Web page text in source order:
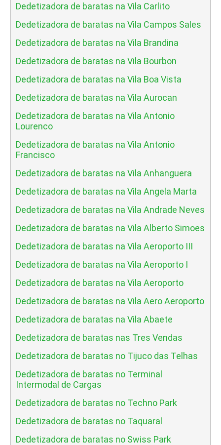
Dedetizadora de baratas na Vila Carlito
Dedetizadora de baratas na Vila Campos Sales
Dedetizadora de baratas na Vila Brandina
Dedetizadora de baratas na Vila Bourbon
Dedetizadora de baratas na Vila Boa Vista
Dedetizadora de baratas na Vila Aurocan
Dedetizadora de baratas na Vila Antonio
Lourenco
Dedetizadora de baratas na Vila Antonio
Francisco
Dedetizadora de baratas na Vila Anhanguera
Dedetizadora de baratas na Vila Angela Marta
Dedetizadora de baratas na Vila Andrade Neves
Dedetizadora de baratas na Vila Alberto Simoes
Dedetizadora de baratas na Vila Aeroporto III
Dedetizadora de baratas na Vila Aeroporto I
Dedetizadora de baratas na Vila Aeroporto
Dedetizadora de baratas na Vila Aero Aeroporto
Dedetizadora de baratas na Vila Abaete
Dedetizadora de baratas nas Tres Vendas
Dedetizadora de baratas no Tijuco das Telhas
Dedetizadora de baratas no Terminal
Intermodal de Cargas
Dedetizadora de baratas no Techno Park
Dedetizadora de baratas no Taquaral
Dedetizadora de baratas no Swiss Park